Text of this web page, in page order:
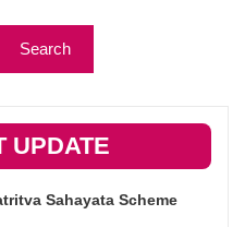
Search
UPDATE
Sahayata Scheme